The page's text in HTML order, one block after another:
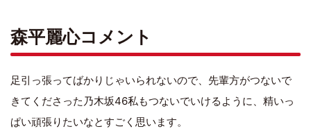
森平麗心コメント
足引っ張ってばかりじゃいられないので、先輩方がつないで
きてくださった乃木坂46私もつないでいけるように、精いっ
ぱい頑張りたいなとすごく思います。